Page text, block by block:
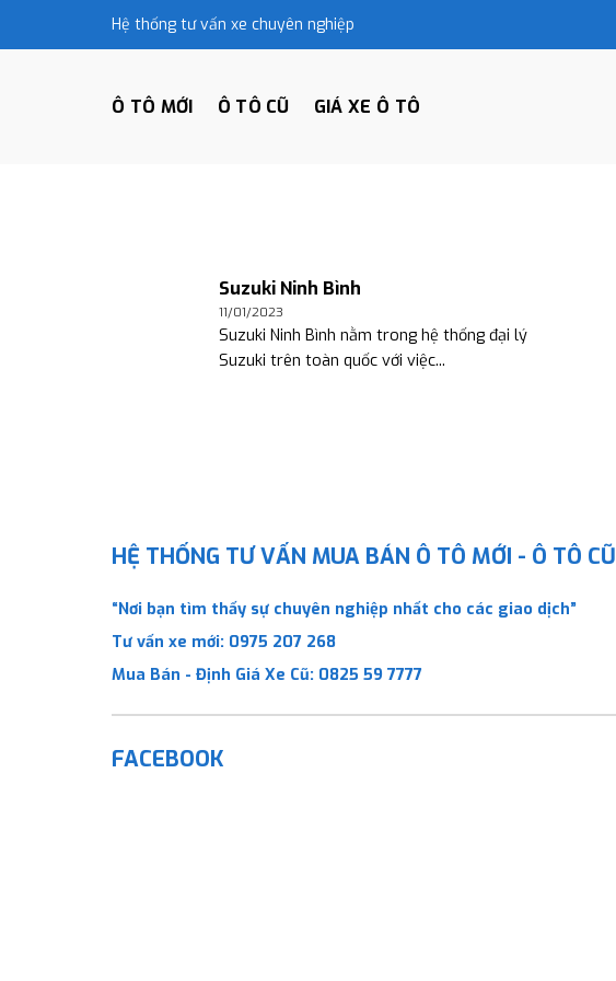
Hệ thống tư vấn xe chuyên nghiệp
Ô TÔ MỚI Ô TÔ CŨ GIÁ XE Ô TÔ
Suzuki Ninh Bình
11/01/2023
Suzuki Ninh Bình nằm trong hệ thống đại lý
Suzuki trên toàn quốc với việc...
HỆ THỐNG TƯ VẤN MUA BÁN Ô TÔ MỚI - Ô TÔ CŨ
“Nơi bạn tìm thấy sự chuyên nghiệp nhất cho các giao dịch”
Tư vấn xe mới: 0975 207 268
Mua Bán - Định Giá Xe Cũ: 0825 59 7777
FACEBOOK